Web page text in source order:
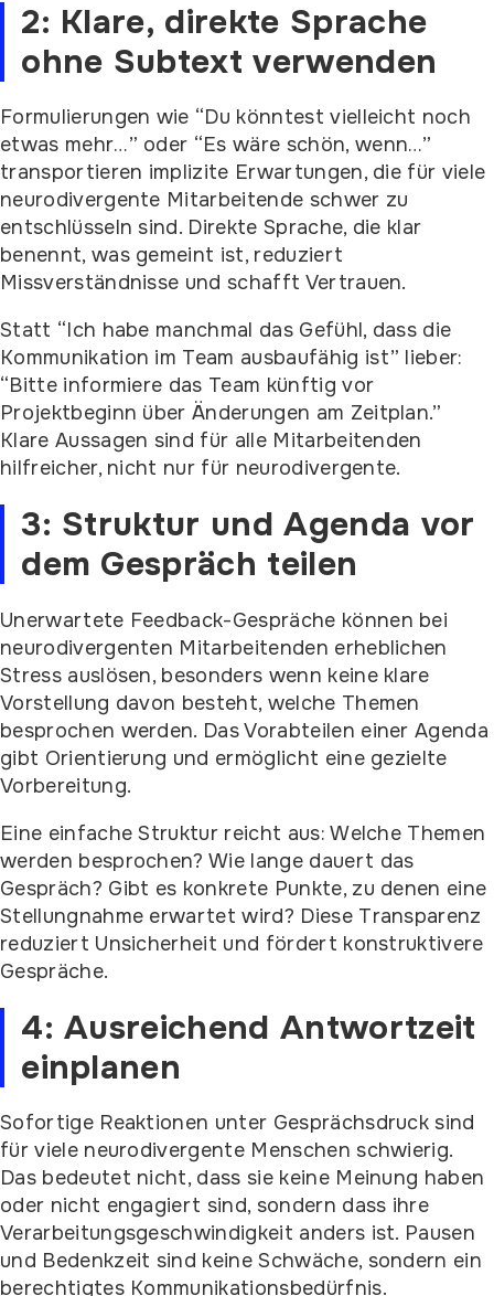
2: Klare, direkte Sprache
ohne Subtext verwenden
Formulierungen wie “Du könntest vielleicht noch
etwas mehr…” oder “Es wäre schön, wenn…”
transportieren implizite Erwartungen, die für viele
neurodivergente Mitarbeitende schwer zu
entschlüsseln sind. Direkte Sprache, die klar
benennt, was gemeint ist, reduziert
Missverständnisse und schafft Vertrauen.
Statt “Ich habe manchmal das Gefühl, dass die
Kommunikation im Team ausbaufähig ist” lieber:
“Bitte informiere das Team künftig vor
Projektbeginn über Änderungen am Zeitplan.”
Klare Aussagen sind für alle Mitarbeitenden
hilfreicher, nicht nur für neurodivergente.
3: Struktur und Agenda vor
dem Gespräch teilen
Unerwartete Feedback-Gespräche können bei
neurodivergenten Mitarbeitenden erheblichen
Stress auslösen, besonders wenn keine klare
Vorstellung davon besteht, welche Themen
besprochen werden. Das Vorabteilen einer Agenda
gibt Orientierung und ermöglicht eine gezielte
Vorbereitung.
Eine einfache Struktur reicht aus: Welche Themen
werden besprochen? Wie lange dauert das
Gespräch? Gibt es konkrete Punkte, zu denen eine
Stellungnahme erwartet wird? Diese Transparenz
reduziert Unsicherheit und fördert konstruktivere
Gespräche.
4: Ausreichend Antwortzeit
einplanen
Sofortige Reaktionen unter Gesprächsdruck sind
für viele neurodivergente Menschen schwierig.
Das bedeutet nicht, dass sie keine Meinung haben
oder nicht engagiert sind, sondern dass ihre
Verarbeitungsgeschwindigkeit anders ist. Pausen
und Bedenkzeit sind keine Schwäche, sondern ein
berechtigtes Kommunikationsbedürfnis.